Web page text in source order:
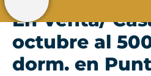
En Venta/
octubre al
dorm. en